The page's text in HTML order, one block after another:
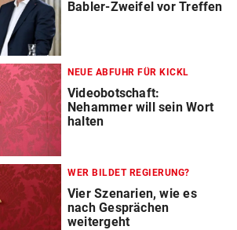
Babler-Zweifel vor Treffen
NEUE ABFUHR FÜR KICKL
Videobotschaft:
Nehammer will sein Wort
halten
WER BILDET REGIERUNG?
Vier Szenarien, wie es
nach Gesprächen
weitergeht